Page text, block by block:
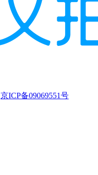
京ICP备09069551号